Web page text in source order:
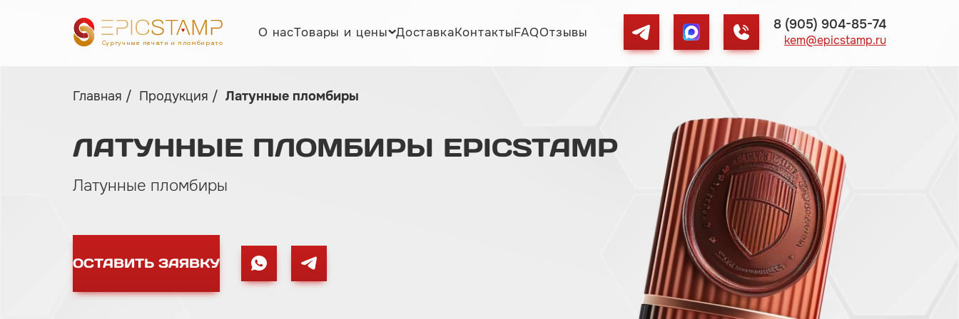
Сургучные печати и пломбираторы
О насТовары и цены ДоставкаКонтактыFAQОтзывы 8 (905) 904-85-74
kem@epicstamp.ru
Главная Продукция Латунные пломбиры
ЛАТУННЫЕ ПЛОМБИРЫ EPICSTAMP
Латунные пломбиры
ОСТАВИТЬ ЗАЯВКУ